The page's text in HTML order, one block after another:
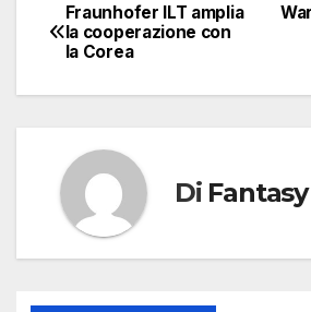
Navigazione
articoli
Fraunhofer ILT amplia
la cooperazione con
la Corea
Di Fantasy